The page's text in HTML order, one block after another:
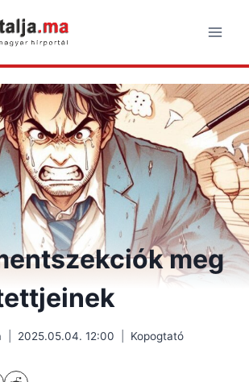
meg
2025.05.04. 12:00 Kopogtató